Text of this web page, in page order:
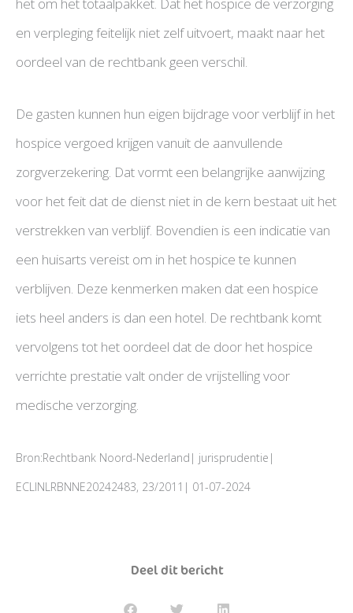
en verpleging feitelijk niet zelf uitvoert, maakt naar het
oordeel van de rechtbank geen verschil.
De gasten kunnen hun eigen bijdrage voor verblijf in het
hospice vergoed krijgen vanuit de aanvullende
zorgverzekering. Dat vormt een belangrijke aanwijzing
voor het feit dat de dienst niet in de kern bestaat uit het
verstrekken van verblijf. Bovendien is een indicatie van
een huisarts vereist om in het hospice te kunnen
verblijven. Deze kenmerken maken dat een hospice
iets heel anders is dan een hotel. De rechtbank komt
vervolgens tot het oordeel dat de door het hospice
verrichte prestatie valt onder de vrijstelling voor
medische verzorging.
Bron:Rechtbank Noord-Nederland| jurisprudentie|
ECLINLRBNNE20242483, 23/2011| 01-07-2024
Deel dit bericht